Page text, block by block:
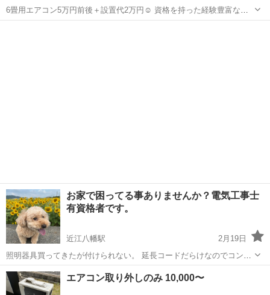
6畳用エアコン5万円前後＋設置代2万円☺️ 資格を持った経験豊富な職
人による安心の施工👨🏻‍🔧 1人1人のお客様を大切にをモットーに、誠
お家で困ってる事ありませんか？電気工事士
有資格者です。
近江八幡駅
2月19日
照明器具買ってきたが付けられない。 延長コードだらけなのでコンセ
ントを増やしたい。 ネットで買ったエアコンつけて欲しい。 ウォシュ
レットの便座に交換したい。などなど お家の電気の困り事に対応致し
ます。 第一種電気工事士、滋賀...
滋賀 近江八幡市 近江八幡駅
エアコン取り外しのみ 10,000〜